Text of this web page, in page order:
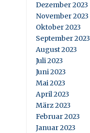
Dezember 2023
November 2023
Oktober 2023
September 2023
August 2023
Juli 2023
Juni 2023
Mai 2023
April 2023
März 2023
Februar 2023
Januar 2023